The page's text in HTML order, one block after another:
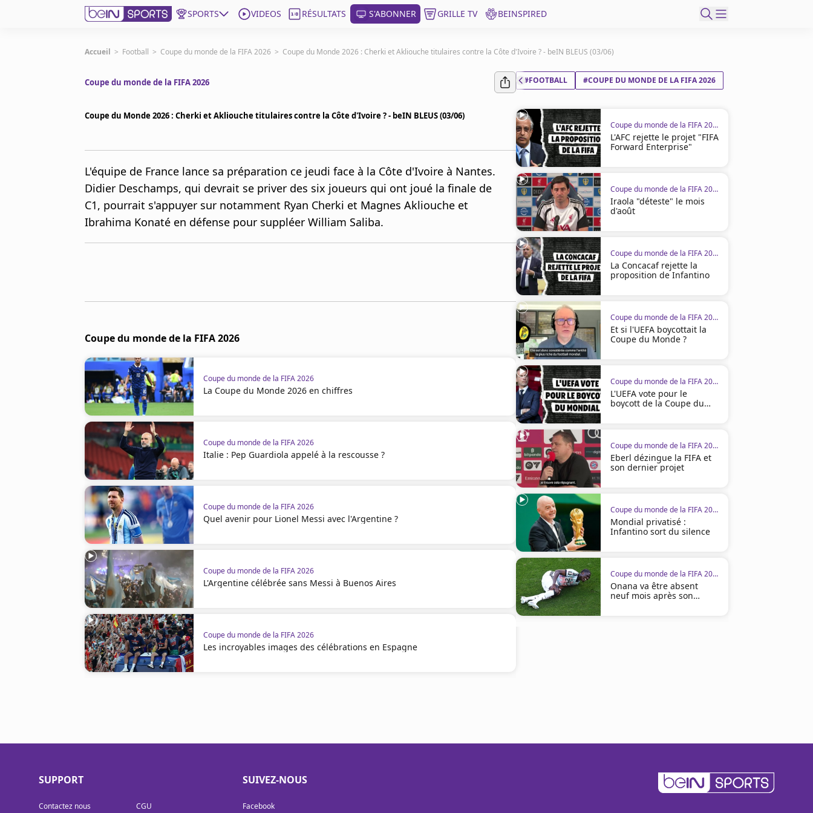
SPORTS VIDEOS RÉSULTATS S'ABONNER GRILLE TV BEINSPIRED
beIN SPORTS CONNECT
France
Gérer les notifications
Contactez nous
Accueil > Football > Coupe du monde de la FIFA 2026 > Coupe du Monde 2026 : Cherki et Akliouche titulaires contre la Côte d'Ivoire ? - beIN BLEUS (03/06)
Coupe du monde de la FIFA 2026
Coupe du Monde 2026 : Cherki et Akliouche titulaires contre la Côte d'Ivoire ? - beIN BLEUS (03/06)
L'équipe de France lance sa préparation ce jeudi face à la Côte d'Ivoire à Nantes.
Didier Deschamps, qui devrait se priver des six joueurs qui ont joué la finale de
C1, pourrait s'appuyer sur notamment Ryan Cherki et Magnes Akliouche et
Ibrahima Konaté en défense pour suppléer William Saliba.
Coupe du monde de la FIFA 2026
Coupe du monde de la FIFA 2026
La Coupe du Monde 2026 en chiffres
Coupe du monde de la FIFA 2026
Italie : Pep Guardiola appelé à la rescousse ?
Coupe du monde de la FIFA 2026
Quel avenir pour Lionel Messi avec l'Argentine ?
Coupe du monde de la FIFA 2026
L'Argentine célébrée sans Messi à Buenos Aires
Coupe du monde de la FIFA 2026
Les incroyables images des célébrations en Espagne
#FOOTBALL #COUPE DU MONDE DE LA FIFA 2026
Coupe du monde de la FIFA 2026
L'AFC rejette le projet "FIFA
Forward Enterprise"
Coupe du monde de la FIFA 2026
Iraola "déteste" le mois
d'août
Coupe du monde de la FIFA 2026
La Concacaf rejette la
proposition de Infantino
Coupe du monde de la FIFA 2026
Et si l'UEFA boycottait la
Coupe du Monde ?
Coupe du monde de la FIFA 2026
L'UEFA vote pour le
boycott de la Coupe du
Coupe du monde de la FIFA 2026
Eberl dézingue la FIFA et
son dernier projet
Coupe du monde de la FIFA 2026
Mondial privatisé :
Infantino sort du silence
Coupe du monde de la FIFA 2026
Onana va être absent
neuf mois après son
SUPPORT
Contactez nous CGU
SUIVEZ-NOUS
Facebook